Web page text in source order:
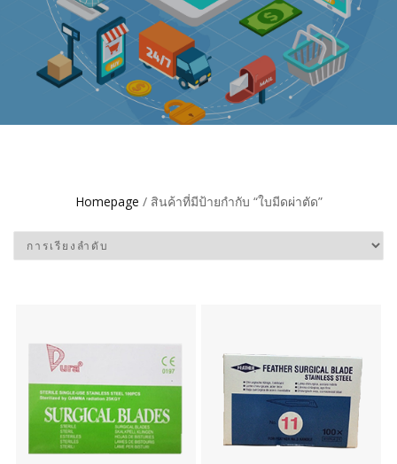
Homepage / สินค้าที่มีป้ายกำกับ “ใบมีดผ่าตัด”